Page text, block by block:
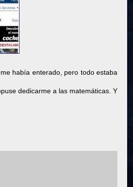
había enterado, pero todo estaba
dedicarme a las matemáticas. Y